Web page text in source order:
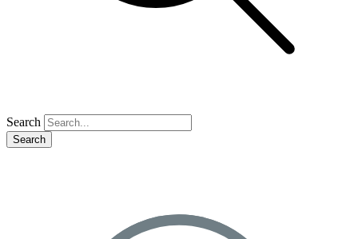
Search
Search